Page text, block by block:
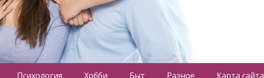
Психология Хобби Быт Разное Карта сайта